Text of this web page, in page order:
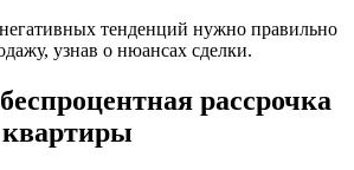
тенденций нужно правильно
узнав о нюансах сделки.
рассрочка